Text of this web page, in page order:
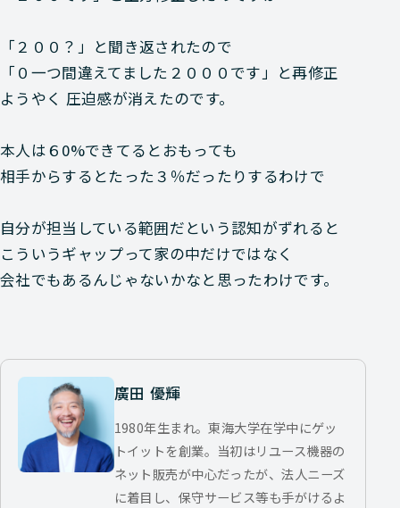
「２００？」と聞き返されたので
「０一つ間違えてました２０００です」と再修正
ようやく 圧迫感が消えたのです。
本人は６0%できてるとおもっても
相手からするとたった３％だったりするわけで
自分が担当している範囲だという認知がずれると
こういうギャップって家の中だけではなく
会社でもあるんじゃないかなと思ったわけです。
廣田 優輝
1980年生まれ。東海大学在学中にゲッ
トイットを創業。当初はリユース機器の
ネット販売が中心だったが、法人ニーズ
に着目し、保守サービス等も手がけるよ